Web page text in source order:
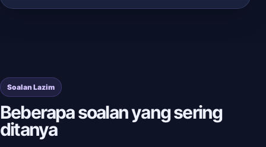
Soalan Lazim
Beberapa soalan yang sering
ditanya